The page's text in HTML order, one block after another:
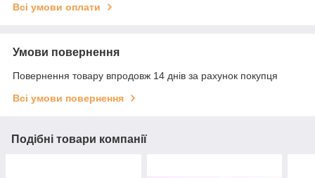
Всі умови оплати
Умови повернення
Повернення товару впродовж 14 днів за рахунок покупця
Всі умови повернення
Подібні товари компанії